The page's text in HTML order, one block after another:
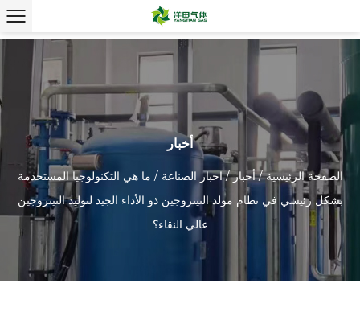
أخبار
الصفحة الرئيسية/أخبار/اخبار الصناعة / ما هي التكنولوجيا المستخدمة
بشكل رئيسي في نظام مولد النيتروجين ذو الأداء الجيد لتوليد النيتروجين
عالي النقاء؟